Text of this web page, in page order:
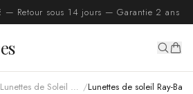
— Retour sous 14 jours — Garantie 2 ans
Lunettes de Soleil Ray Ban /